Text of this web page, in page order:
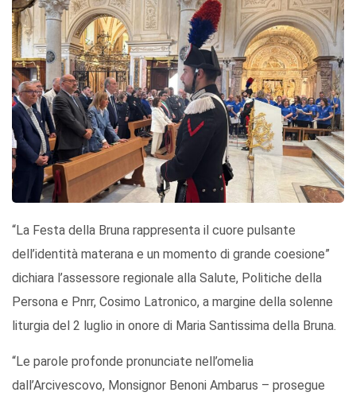
“La Festa della Bruna rappresenta il cuore pulsante
dell’identità materana e un momento di grande coesione”
dichiara l’assessore regionale alla Salute, Politiche della
Persona e Pnrr, Cosimo Latronico, a margine della solenne
liturgia del 2 luglio in onore di Maria Santissima della Bruna.
“Le parole profonde pronunciate nell’omelia
dall’Arcivescovo, Monsignor Benoni Ambarus – prosegue